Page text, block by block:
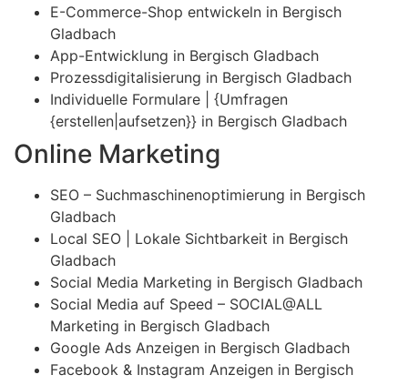
E-Commerce-Shop entwickeln in Bergisch
Gladbach
App-Entwicklung in Bergisch Gladbach
Prozessdigitalisierung in Bergisch Gladbach
Individuelle Formulare | {Umfragen
{erstellen|aufsetzen}} in Bergisch Gladbach
Online Marketing
SEO – Suchmaschinenoptimierung in Bergisch
Gladbach
Local SEO | Lokale Sichtbarkeit in Bergisch
Gladbach
Social Media Marketing in Bergisch Gladbach
Social Media auf Speed – SOCIAL@ALL
Marketing in Bergisch Gladbach
Google Ads Anzeigen in Bergisch Gladbach
Facebook & Instagram Anzeigen in Bergisch